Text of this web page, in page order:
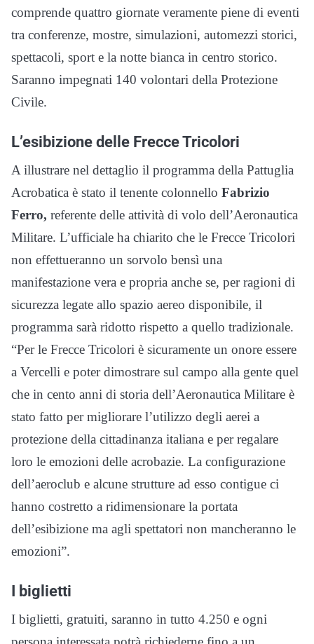
comprende quattro giornate veramente piene di eventi
tra conferenze, mostre, simulazioni, automezzi storici,
spettacoli, sport e la notte bianca in centro storico.
Saranno impegnati 140 volontari della Protezione
Civile.
L’esibizione delle Frecce Tricolori
A illustrare nel dettaglio il programma della Pattuglia
Acrobatica è stato il tenente colonnello Fabrizio
Ferro, referente delle attività di volo dell’Aeronautica
Militare. L’ufficiale ha chiarito che le Frecce Tricolori
non effettueranno un sorvolo bensì una
manifestazione vera e propria anche se, per ragioni di
sicurezza legate allo spazio aereo disponibile, il
programma sarà ridotto rispetto a quello tradizionale.
“Per le Frecce Tricolori è sicuramente un onore essere
a Vercelli e poter dimostrare sul campo alla gente quel
che in cento anni di storia dell’Aeronautica Militare è
stato fatto per migliorare l’utilizzo degli aerei a
protezione della cittadinanza italiana e per regalare
loro le emozioni delle acrobazie. La configurazione
dell’aeroclub e alcune strutture ad esso contigue ci
hanno costretto a ridimensionare la portata
dell’esibizione ma agli spettatori non mancheranno le
emozioni”.
I biglietti
I biglietti, gratuiti, saranno in tutto 4.250 e ogni